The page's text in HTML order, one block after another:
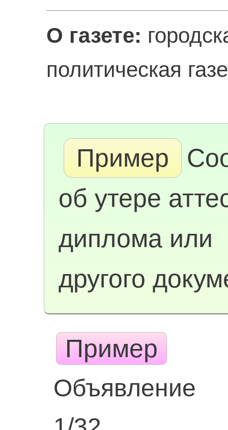
О газете:
политическая
Пример
об утере
диплома или
другого
Пример
Объявление